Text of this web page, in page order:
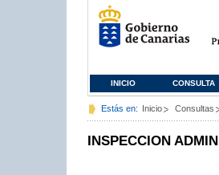
INICIO CONSULTA
Estás en: Inicio Consultas
INSPECCION